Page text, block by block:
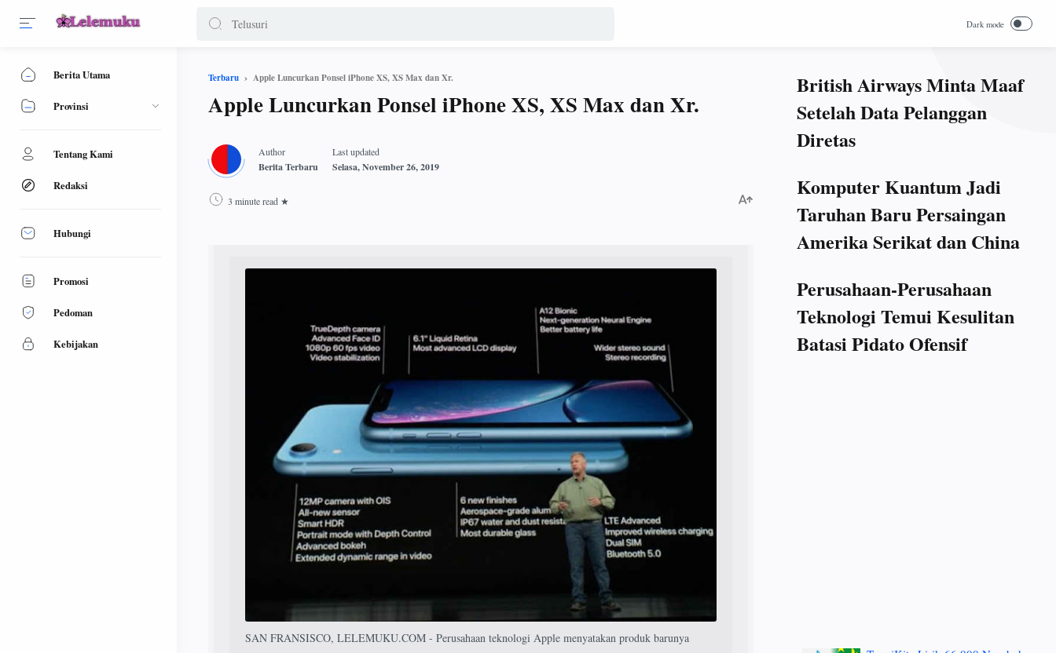
Terbaru Apple Luncurkan Ponsel iPhone XS, XS Max dan Xr.
Apple Luncurkan Ponsel iPhone XS, XS Max dan Xr.
3 minute read
SAN FRANSISCO, LELEMUKU.COM - Perusahaan teknologi Apple menyatakan produk barunya
British Airways Minta Maaf
Setelah Data Pelanggan
Diretas
Komputer Kuantum Jadi
Taruhan Baru Persaingan
Amerika Serikat dan China
Perusahaan-Perusahaan
Teknologi Temui Kesulitan
Batasi Pidato Ofensif
Berita Utama
Provinsi
Tentang Kami
Redaksi
Hubungi
Promosi
Pedoman
Kebijakan